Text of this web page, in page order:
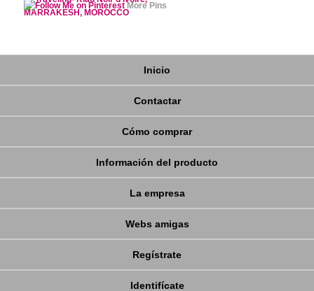
More Pins
Inicio
Contactar
Cómo comprar
Información del producto
La empresa
Webs amigas
Regístrate
Identifícate